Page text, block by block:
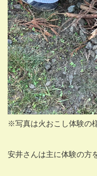
※写真は火おこし体験の
安井さんは主に体験の方